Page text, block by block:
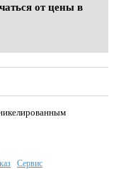
от цены в
Сервис